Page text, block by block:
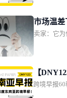
市场温差
卖家：它
【
再次推迟
跨境早报